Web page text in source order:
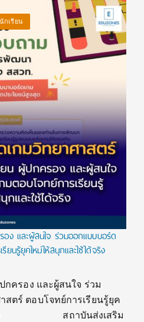
นักเรียน
ง และผู้สนใจ ร่วมออกแบบบอร์ด
นรู้ยุคใหม่ให้สนุกและใช้ได้จริง
กครอง และผู้สนใจ ร่วม
สตร์ ตอบโจทย์การเรียนรู้ยุค
ด้จริง สถาบันส่งเสริม